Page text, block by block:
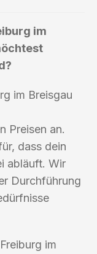
im
im Breisgau
Preisen an.
dass dein
abläuft. Wir
Durchführung
im